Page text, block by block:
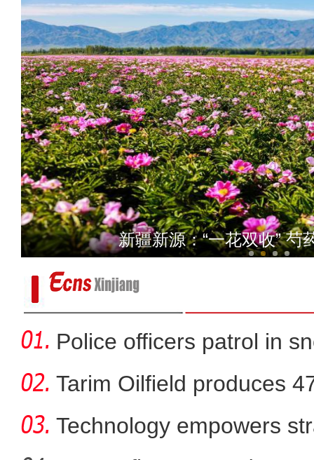
玉石上的珐
新疆新源：“一花双收” 芍
Police officers patrol in
Tarim Oilfield produces
Technology empowers